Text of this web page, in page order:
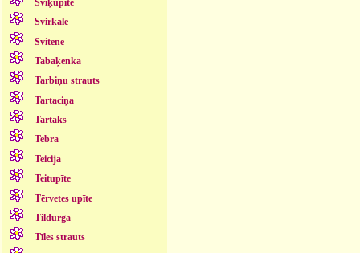
Svīķupīte
Svirkale
Svitene
Tabaķenka
Tarbiņu strauts
Tartaciņa
Tartaks
Tebra
Teicija
Teitupīte
Tērvetes upīte
Tildurga
Tīles strauts